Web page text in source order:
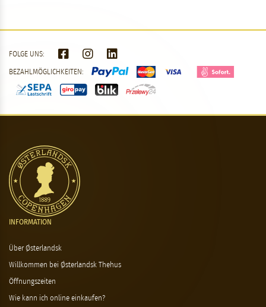
FOLGE UNS:
BEZAHLMÖGLICHKEITEN:
INFORMATION
Über Østerlandsk
Willkommen bei Østerlandsk Thehus
Öffnungszeiten
Wie kann ich online einkaufen?